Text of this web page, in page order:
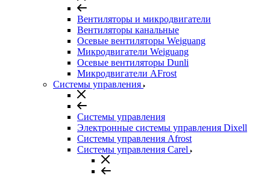
Вентиляторы и микродвигатели
Вентиляторы канальные
Осевые вентиляторы Weiguang
Микродвигатели Weiguang
Осевые вентиляторы Dunli
Микродвигатели AFrost
Системы управления
Системы управления
Электронные системы управления Dixell
Системы управления Afrost
Системы управления Carel